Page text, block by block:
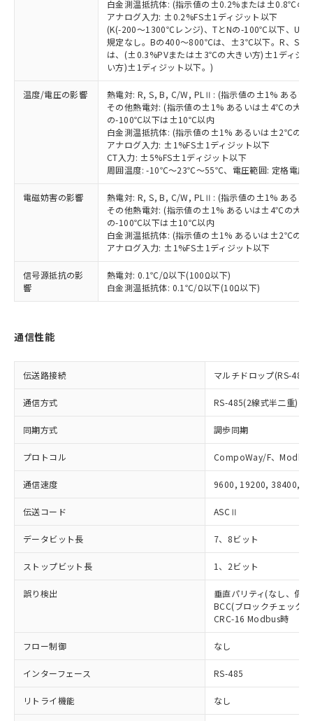
白金測温抵抗体: (指示値の±0.2%または±0.8℃の
アナログ入力: ±0.2%FS±1ディジット以下
(K(-200～1300℃レンジ)、TとNの-100℃以下、U
規定なし。Bの400～800℃は、±3℃以下。R、S
は、(±0.3%PVまたは±3℃の大きい方)±1ディジ
い方)±1ディジット以下。)
温度/電圧の影響
熱電対: R, S, B, C/W, PLⅡ: (指示値の±1% ある
その他熱電対: (指示値の±1% あるいは±4℃の大き
の-100℃以下は±10℃以内
白金測温抵抗体: (指示値の±1% あるいは±2℃の大
アナログ入力: ±1%FS±1ディジット以下
CT入力: ±5%FS±1ディジット以下
周囲温度: -10℃～23℃～55℃、電圧範囲: 定格電圧
電磁妨害の影響
熱電対: R, S, B, C/W, PLⅡ: (指示値の±1% ある
その他熱電対: (指示値の±1% あるいは±4℃の大き
の-100℃以下は±10℃以内
白金測温抵抗体: (指示値の±1% あるいは±2℃の大
アナログ入力: ±1%FS±1ディジット以下
信号源抵抗の影
響
熱電対: 0.1℃/Ω以下(100Ω以下)
白金測温抵抗体: 0.1℃/Ω以下(10Ω以下)
通信性能
伝送路接続 マルチドロップ(RS-485)
通信方式 RS-485(2線式半二重)
同期方式 調歩同期
プロトコル CompoWay/F、Modbus
通信速度 9600, 19200, 38400,
伝送コード ASCⅡ
データビット長 7、8ビット
ストップビット長 1、2ビット
誤り検出
垂直パリティ(なし、偶
BCC(ブロックチェック
CRC-16 Modbus時
フロー制御 なし
インターフェース RS-485
リトライ機能 なし
準価格とは異なる場合があることをご
了承ください。
正式な納期状況および標準価格はお客
様のお取引先、またはお客様担当のオ
ムロン制御機器販売店・当社販売員に
ご相談ください。
オムロン制御機器販売店や当社販売拠
点は「販売ネットワーク
」をご確認
ください。
在庫状況および標準価格結果を当社の
事前の承諾なく第三者に漏洩または開
示しないようお願いします。
マイパーツ機能（部品リスト作成サー
ビス）をご利用いただくには、I-Web
メンバーズにご登録されている必要が
あります。
お客様が当ウェブサイト上で当社にご
登録された部品リストについて、当社
および当社の共同利用者が、当社の製
品・サービスに関するお客様との取
引・商談に必要な範囲で利用すること
用者の範囲」に記載されている法人を
六価クロム(Cr(Ⅵ)) 1000ppm以下、ポリ臭化ビフェニル
類(PBB) 1000ppm以下、ポリ臭化ジフェニルエーテル類
(PBDE) 1000ppm以下、フタル酸ビス(2-エチルヘキシ
ル) (DEHP)(別名：DOP) 1000ppm以下、フタル酸ブチ
ルベンジル（BBP） 1000ppm以下、フタル酸ジブチル
（DBP） 1000ppm以下、フタル酸ジイソブチル
(DIBP) 1000ppm以下
但し、RoHS指令で産業用監視および制御機器に対する
適用除外項目は除く。
フタル酸エステル類の４物質については閾値を超える意
図的な使用がないことを確認しています。
※2 対応予定月
部品在庫の切り替え状況などにより、予定
月が前後することがあります。
※3 非含有証明書ダウンロード
下記の非含有証明書をダウンロードするこ
とができます。
※本証明書は発行日時点で非含有を証明す
るもので、過去に遡って非含有を証明する
また、RoHS指令のフタル酸エステル類４
物質の対応では、対応完了までの期間は出
荷製品に未対応品が混在することから備考
欄に対応日を記載しておりました。
既に当社にて対応品への在庫切替を完了
していることから、特段のことがない限
り、2022年1月12日より割愛しておりま
ム) : 100ppm、
Cr(Ⅵ)(六価クロム) : 1000ppm、 PBBs(ポリ臭化ビフェ
ニル類) : 1000ppm、 PBDEs(ポリ臭化ジフェニルエーテ
ル類) : 1000ppm、
DBP(フタル酸ジブチル) : 1000ppm、 DIBP(フタル酸ジ
イソブチル) : 1000ppm、 BBP(フタル酸ブチルベンジ
ル) : 1000ppm、
DEHP(フタル酸ビス(2-エチルヘキシル)) : 1000ppm
※2 環境保護使用期限
「ｅ」：有害物質（10物質）のすべてが基
準値以下であることを示します。
「10」：通常の使用状況下において有害物
質が外部に漏えいし、環境に深刻な影響を
及ぼさない年数を意味します。
「－」：未確認です。当社販売部門へお問
い合わせください。
可)を取得するなどの必要な手続きを
とります。
当社は規制貨物を破棄する場合は、完
全に破砕するなど、違法に輸出されな
いよう必要な手段を講じます。
当社は貴社製品を、核兵器、ミサイ
ル、化学兵器、生物兵器またはその他
武器並びにこれらの製造装置等に一切
使用いたしません。
当社は、貴社製品を第三者に販売する
場合は、上記1、2および3の内容を当
該第三者に通知します。また当社は、
販売先および販売に係わる関係者が違
法に輸出するおそれがある場合は、取
り引きをいたしません。
合意する キャンセル
一定数以上の在庫あり
一定数には満たないが在庫あり
－
在庫なし(最新の在庫状況につ
いては、お客様のお取引先、ま
たはお客様担当のオムロン制御
機器販売店・当社販売員にご確
認ください)
白
情報を公開していない機種